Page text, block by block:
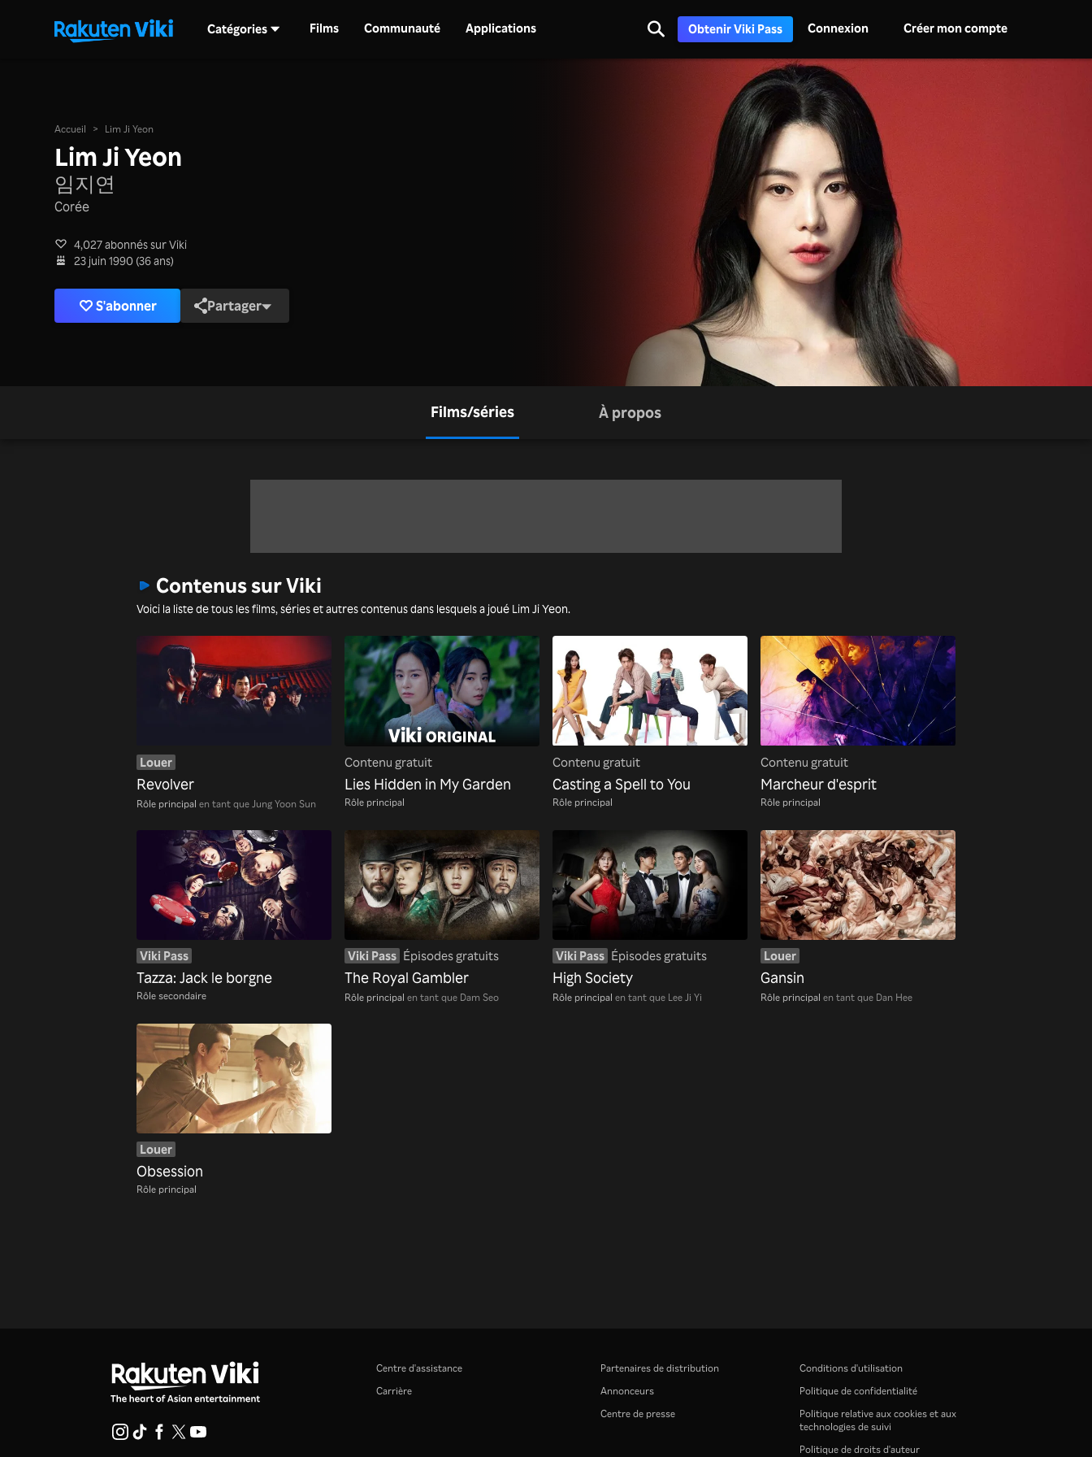
Catégories Films Communauté Applications Obtenir Viki Pass Connexion Créer mon compte
Accueil > Lim Ji Yeon
Lim Ji Yeon
임지연
Corée
4,027 abonnés sur Viki
23 juin 1990 (36 ans)
S'abonner Partager
Films/séries À propos
Contenus sur Viki
Voici la liste de tous les films, séries et autres contenus dans lesquels a joué Lim Ji Yeon.
Louer
Revolver
Rôle principal en tant que Jung Yoon Sun
Contenu gratuit
Lies Hidden in My Garden
Rôle principal
Contenu gratuit
Casting a Spell to You
Rôle principal
Contenu gratuit
Marcheur d'esprit
Rôle principal
Viki Pass
Tazza: Jack le borgne
Rôle secondaire
Viki Pass Épisodes gratuits
The Royal Gambler
Rôle principal en tant que Dam Seo
Viki Pass Épisodes gratuits
High Society
Rôle principal en tant que Lee Ji Yi
Louer
Gansin
Rôle principal en tant que Dan Hee
Louer
Obsession
Rôle principal
Centre d'assistance
Carrière
Partenaires de distribution
Annonceurs
Centre de presse
Conditions d'utilisation
Politique de confidentialité
Politique relative aux cookies et aux
technologies de suivi
Politique de droits d'auteur